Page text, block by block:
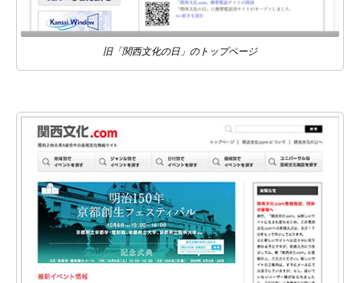
旧「関西文化の日」のトップページ